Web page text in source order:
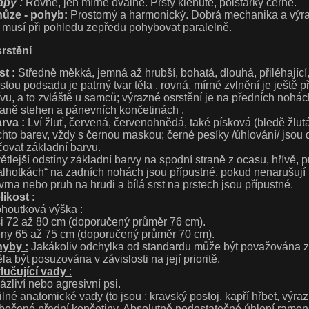
: Rovné, jen mírně oválné. Prsty klenuté, polštářky černé.
- pohyb: Prostorný a harmonický. Dobrá mechanika a
musí při pohledu zepředu pohybovat paralelně.
: Středně měkká, jemná až hrubší, bohatá, dlouhá,
podsadu je patrný tvar těla , rovná, mírné zvlnění je ještě
a to zvláště u samců; výrazné osrstění je na předních
stehen a pánevních končetinách .
: Lví žluť, červená, červenohnědá, také písková (bledě
barev, vždy s černou maskou; černé pesíky /úhlování/
základní barvu.
odstíny základní barvy na spodní straně z ocasu, hřívě,
na zadních nohách jsou přípustné, pokud
nebo pruh na hrudi a bílá srst na prstech jsou přípustné.
:
výška :
72 až 80 cm (doporučený průměr 76 cm).
65 až 75 cm (doporučený průměr 70 cm).
: Jakákoliv odchylka od standardu může být považována
být posuzována v závislosti na její prioritě.
vady :
nebo agresivní psi.
anatomické vady (to jsou : kravský postoj, kapří hřbet,